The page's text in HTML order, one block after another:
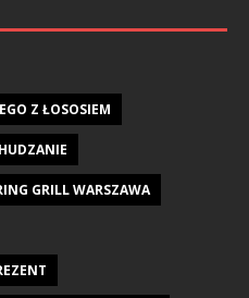
Z ŁOSOSIEM
GRILL WARSZAWA